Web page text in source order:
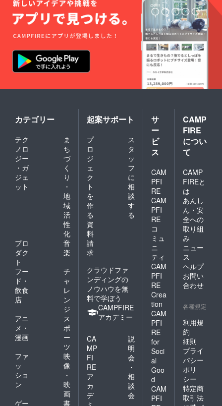
カテゴリー
テク
ノロ
ジー
・ガ
ジェ
ット
ま
ち
づ
く
り
・
地
域
活
性
化
プロ
ダク
ト
音
楽
フー
ド・
飲食
店
チ
ャ
レ
ン
ジ
アニ
メ・
漫画
ス
ポ
ー
ツ
ファ
ッ
ショ
ン
映
像
・
映
画
ゲー
書
起案サポート
プ
ロ
ジ
ェ
ク
ト
を
作
る
ス
タ
ッ
フ
に
相
談
す
る
資
料
請
求
クラウドファ
ンディングの
ノウハウを無
料で学ぼう
CAMPFIRE
アカデミー
CA
MP
FI
RE
ア
カ
デ
説
明
会
・
相
談
会
サ
ー
ビ
ス
CAM
PFI
RE
CAM
PFI
RE
コ
ミュ
ニ
ティ
CAM
PFI
RE
Crea
tion
CAM
PFI
RE
for
Soci
al
Goo
d
CAM
PFI
CAMP
FIRE
につい
て
CAMP
FIREと
は
あんし
ん・安
全への
取り組
み
ニュー
ス
ヘルプ
お問い
合わせ
各種規定
利用規
約
細則
プライ
バシー
ポリ
シー
特定商
取引法